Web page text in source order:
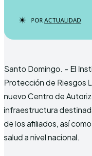
PORACTUALIDAD
Santo Domingo. – El
Protección de Riesgos
nuevo Centro de
infraestructura
de los afiliados, así
salud a nivel nacional.